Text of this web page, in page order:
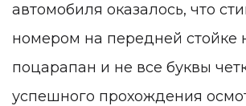
автомобиля оказалось, что
номером на передней стойке
поцарапан и не все буквы
успешного прохождения